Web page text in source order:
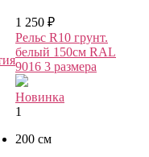
1 250 ₽
Рельс R10 грунт.
белый 150см RAL
9016 3 размера
Новинка
1
200 см